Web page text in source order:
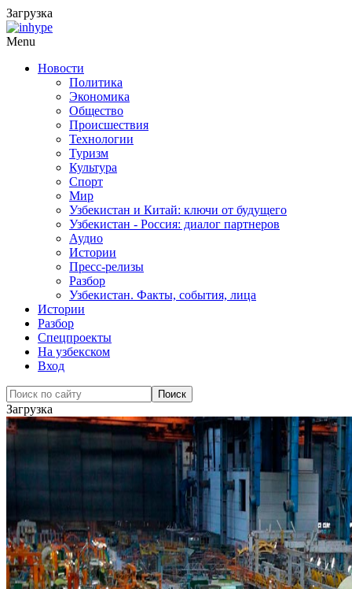
Загрузка
Menu
Новости
Политика
Экономика
Общество
Происшествия
Технологии
Туризм
Культура
Спорт
Мир
Узбекистан и Китай: ключи от будущего
Узбекистан - Россия: диалог партнеров
Аудио
Истории
Пресс-релизы
Разбор
Узбекистан. Факты, события, лица
Истории
Разбор
Спецпроекты
На узбекском
Вход
Загрузка